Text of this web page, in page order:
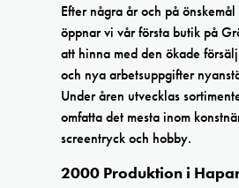
Efter några år och på
öppnar vi vår första butik på
att hinna med den ökade
och nya arbetsuppgifter
Under åren utvecklas
omfatta det mesta inom
screentryck och hobby.
2000 Produktion i